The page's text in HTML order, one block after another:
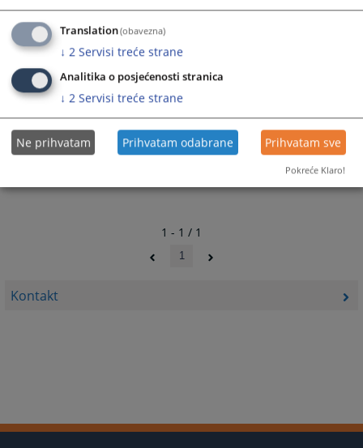
Kontakt
1 - 1 / 1
1
Translation(obavezna)
↓ 2 Servisi treće strane
Analitika o posjećenosti stranica
↓ 2 Servisi treće strane
Ne prihvatam Prihvatam odabrane Prihvatam sve
Pokreće Klaro!